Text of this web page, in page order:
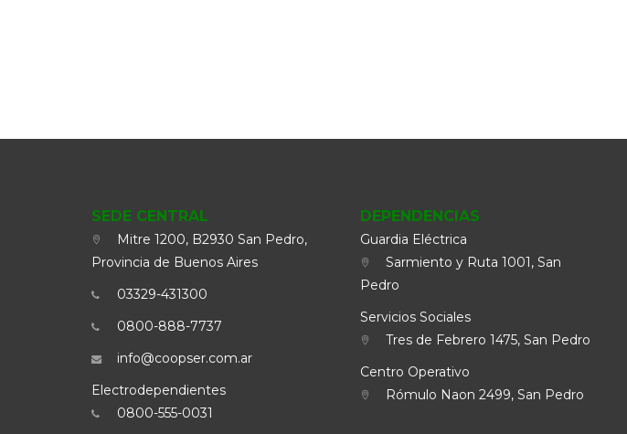
SEDE CENTRAL
Mitre 1200, B2930 San Pedro,
Provincia de Buenos Aires
03329-431300
0800-888-7737
info@coopser.com.ar
Electrodependientes
0800-555-0031
DEPENDENCIAS
Guardia Eléctrica
Sarmiento y Ruta 1001, San
Pedro
Servicios Sociales
Tres de Febrero 1475, San Pedro
Centro Operativo
Rómulo Naon 2499, San Pedro